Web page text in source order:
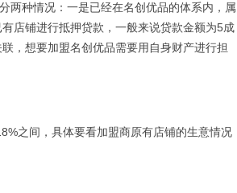
种情况：一是已经在名创优品的体系内，属
店铺进行抵押贷款，一般来说贷款金额为5成
，想要加盟名创优品需要用自身财产进行担
之间，具体要看加盟商原有店铺的生意情况